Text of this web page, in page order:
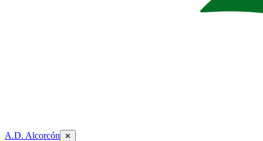
A.D. Alcorcón ✕